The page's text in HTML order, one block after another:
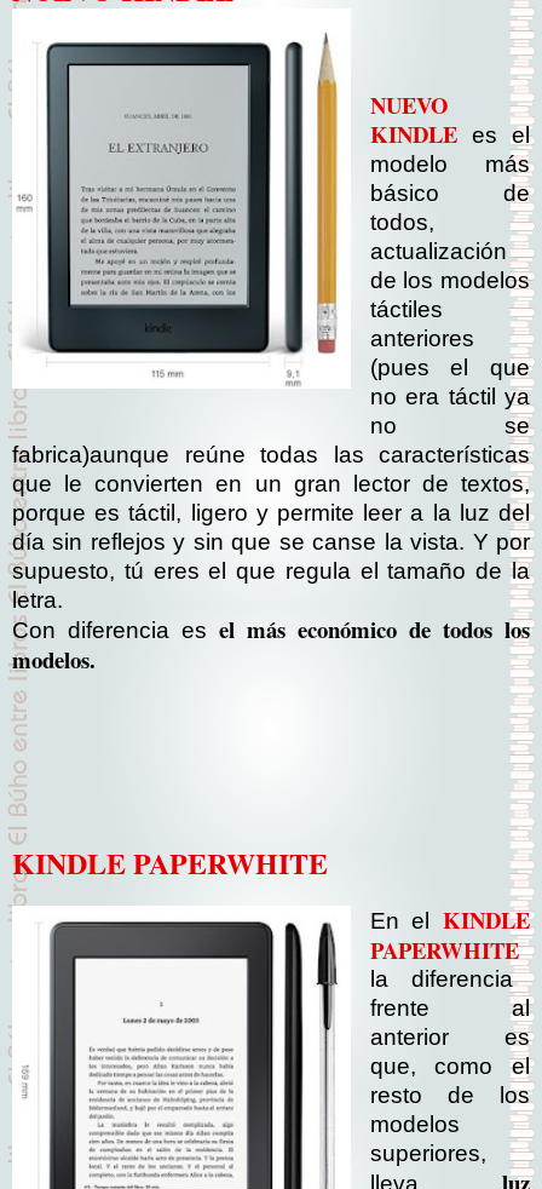
NUEVO
KINDLEes el
modelo más
básico de
todos,
actualización
de los modelos
táctiles
anteriores
(pues el que
no era táctil ya
no se
fabrica)aunque reúne todas las características
que le convierten en un gran lector de textos,
porque es táctil, ligero y permite leer a la luz del
día sin reflejos y sin que se canse la vista. Y por
supuesto, tú eres el que regula el tamaño de la
letra.
Con diferencia es el más económico de todos los
modelos.
KINDLE PAPERWHITE
En el KINDLE
PAPERWHITE
la diferencia
frente al
anterior es
que, como el
resto de los
modelos
superiores,
lleva